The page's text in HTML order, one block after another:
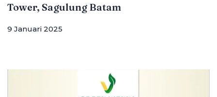
Tower, Sagulung Batam
9 Januari 2025